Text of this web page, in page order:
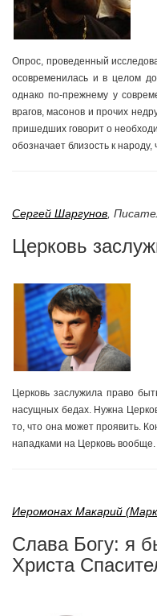
Опрос, проведенный
осовременилась и в целом
однако по-прежнему у
врагов, масонов и прочих
пришедших говорит о
обозначает близость к
Сергей Шаргунов
Церковь
Церковь заслужила право
насущных бедах. Нужна
то, что она может проявить.
нападками на Церковь вообще.
Иеромонах Макарий
Слава Богу: я
Христа